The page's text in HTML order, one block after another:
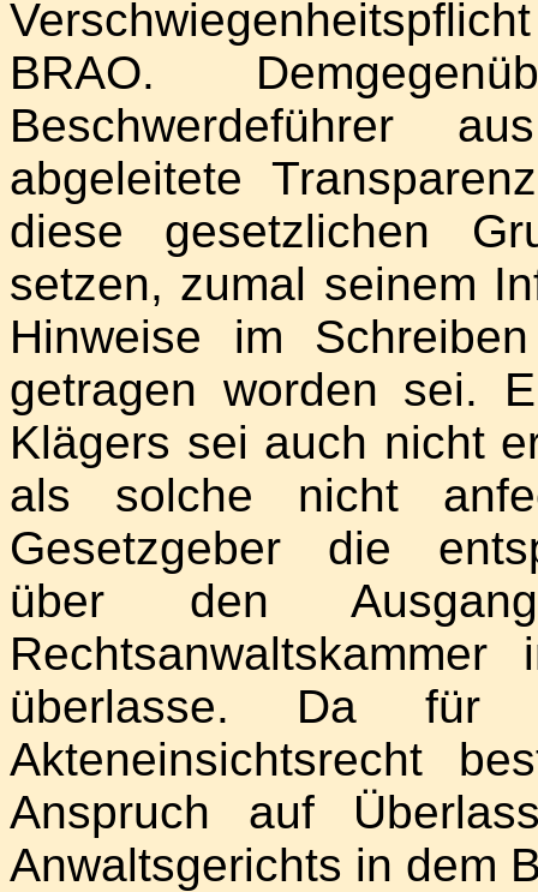
BRAO.
Beschwerdeführer
abgeleitete
diese gesetzlichen
setzen, zumal seinem
Hinweise im
getragen worden sei.
Klägers sei auch nicht
als solche nicht
Gesetzgeber die
über den
überlasse. Da für
Akteneinsichtsrecht
Anspruch auf
Anwaltsgerichts in dem